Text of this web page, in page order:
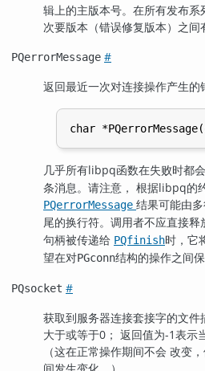
辑上的主版本号。在所有发布
次要版本（错误修复版本）之间
PQerrorMessage #
返回最近一次对连接操作产生的
几乎所有libpq函数在失败时都
条消息。请注意， 根据libpq的
PQerrorMessage 结果可能由
尾的换行符。调用者不应直接释
句柄被传递给 PQfinish时，它
望在对PGconn结构的操作之间保
PQsocket #
获取到服务器连接套接字的文
大于或等于0； 返回值为-1表示
（这在正常操作期间不会 改变